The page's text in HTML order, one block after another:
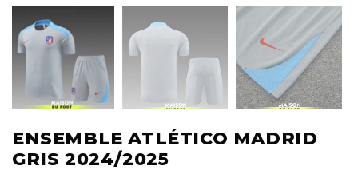
ENSEMBLE ATLÉTICO MADRID
GRIS 2024/2025